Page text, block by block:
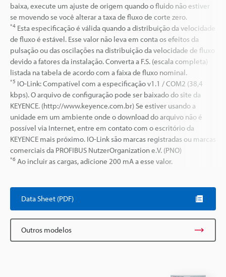
baixa, execute um ajuste de origem quando o fluido não estiver
se movendo se você alterar a taxa de fluxo de corte zero.
*4 Esta especificação é válida quando a distribuição da velocidade
de fluxo é estável. Esse valor não leva em conta os efeitos da
pulsação ou das oscilações na distribuição da velocidade de fluxo
devido a fatores da instalação. Converta a F.S. (escala completa)
listada na tabela de acordo com a faixa de fluxo nominal.
*5 IO-Link: Compatível com a especificação v1.1 / COM2 (38,4
kbps). O arquivo de configuração pode ser baixado do site da
KEYENCE. (http://www.keyence.com.br) Se estiver usando a
unidade em um ambiente onde o download do arquivo não é
possível via Internet, entre em contato com o escritório da
KEYENCE mais próximo. IO-Link são marcas registradas ou marcas
comerciais da PROFIBUS NutzerOrganization e.V. (PNO)
*6 Ao incluir as cargas, adicione 200 mA a esse valor.
Data Sheet (PDF)
Outros modelos